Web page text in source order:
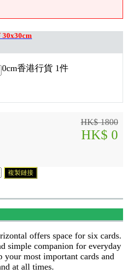
30x30cm
香港行貨 1件
HK$ 1800
HK$ 0
複製鏈接
offers space for six cards.
simple companion for everyday
your most important cards and
at all times.